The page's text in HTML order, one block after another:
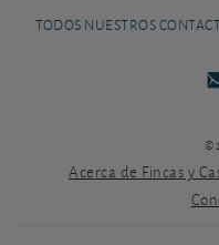
TODOS NUESTROS
©
Acerca de Fincas y